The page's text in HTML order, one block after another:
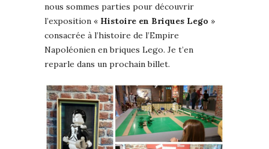
nous sommes parties pour découvrir
l’exposition « Histoire en Briques Lego »
consacrée à l’histoire de l’Empire
Napoléonien en briques Lego. Je t’en
reparle dans un prochain billet.